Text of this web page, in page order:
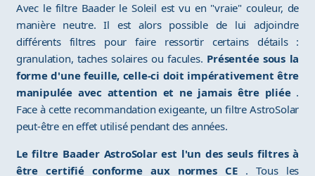
Avec le filtre Baader le Soleil est vu en "vraie" couleur, de
manière neutre. Il est alors possible de lui adjoindre
différents filtres pour faire ressortir certains détails :
granulation, taches solaires ou facules. Présentée sous la
forme d'une feuille, celle-ci doit impérativement être
manipulée avec attention et ne jamais être pliée .
Face à cette recommandation exigeante, un filtre AstroSolar
peut-être en effet utilisé pendant des années.
Le filtre Baader AstroSolar est l'un des seuls filtres à
être certifié conforme aux normes CE . Tous les